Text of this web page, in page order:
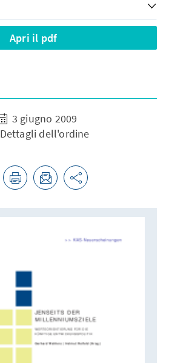
Apri il pdf
3 giugno 2009
Dettagli dell'ordine